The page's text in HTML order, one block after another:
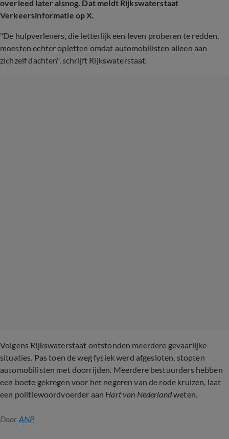
overleed later alsnog. Dat meldt Rijkswaterstaat
Verkeersinformatie op X.
"De hulpverleners, die letterlijk een leven proberen te redden,
moesten echter opletten omdat automobilisten alleen aan
zichzelf dachten", schrijft Rijkswaterstaat.
Volgens Rijkswaterstaat ontstonden meerdere gevaarlijke
situaties. Pas toen de weg fysiek werd afgesloten, stopten
automobilisten met doorrijden. Meerdere bestuurders hebben
een boete gekregen voor het negeren van de rode kruizen, laat
een politiewoordvoerder aan Hart van Nederlandweten.
Door ANP